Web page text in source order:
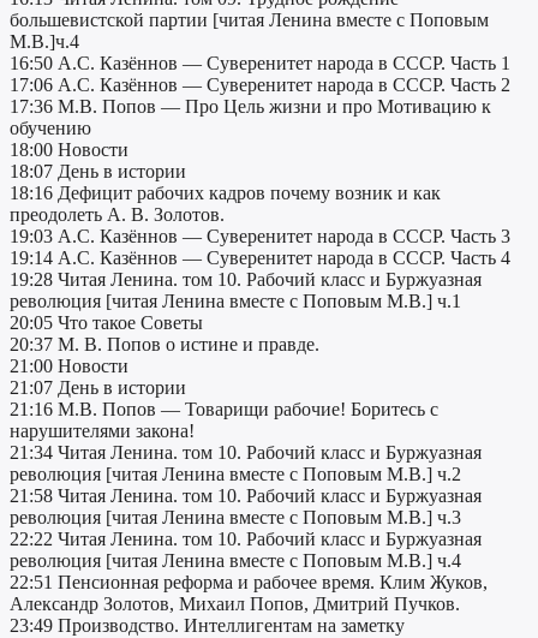
большевистской партии [читая Ленина вместе с Поповым
М.В.]ч.4
16:50 А.С. Казённов — Суверенитет народа в СССР. Часть 1
17:06 А.С. Казённов — Суверенитет народа в СССР. Часть 2
17:36 М.В. Попов — Про Цель жизни и про Мотивацию к
обучению
18:00 Новости
18:07 День в истории
18:16 Дефицит рабочих кадров почему возник и как
преодолеть А. В. Золотов.
19:03 А.С. Казённов — Суверенитет народа в СССР. Часть 3
19:14 А.С. Казённов — Суверенитет народа в СССР. Часть 4
19:28 Читая Ленина. том 10. Рабочий класс и Буржуазная
революция [читая Ленина вместе с Поповым М.В.] ч.1
20:05 Что такое Советы
20:37 М. В. Попов о истине и правде.
21:00 Новости
21:07 День в истории
21:16 М.В. Попов — Товарищи рабочие! Боритесь с
нарушителями закона!
21:34 Читая Ленина. том 10. Рабочий класс и Буржуазная
революция [читая Ленина вместе с Поповым М.В.] ч.2
21:58 Читая Ленина. том 10. Рабочий класс и Буржуазная
революция [читая Ленина вместе с Поповым М.В.] ч.3
22:22 Читая Ленина. том 10. Рабочий класс и Буржуазная
революция [читая Ленина вместе с Поповым М.В.] ч.4
22:51 Пенсионная реформа и рабочее время. Клим Жуков,
Александр Золотов, Михаил Попов, Дмитрий Пучков.
23:49 Производство. Интеллигентам на заметку